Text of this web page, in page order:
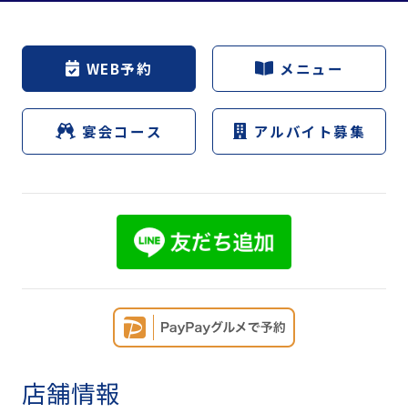
WEB予約 メニュー
宴会コース アルバイト募集
店舗情報